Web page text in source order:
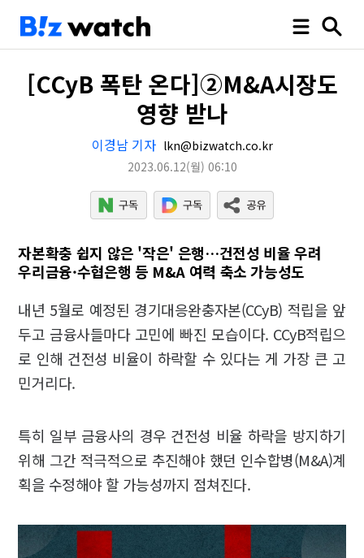
[CCyB 폭탄 온다]②M&A시장도
영향 받나
이경남 기자 lkn@bizwatch.co.kr
2023.06.12(월) 06:10
자본확충 쉽지 않은 '작은' 은행…건전성 비율 우려
우리금융·수협은행 등 M&A 여력 축소 가능성도
내년 5월로 예정된 경기대응완충자본(CCyB) 적립을 앞
두고 금융사들마다 고민에 빠진 모습이다. CCyB적립으
로 인해 건전성 비율이 하락할 수 있다는 게 가장 큰 고
민거리다.
특히 일부 금융사의 경우 건전성 비율 하락을 방지하기
위해 그간 적극적으로 추진해야 했던 인수합병(M&A)계
획을 수정해야 할 가능성까지 점쳐진다.